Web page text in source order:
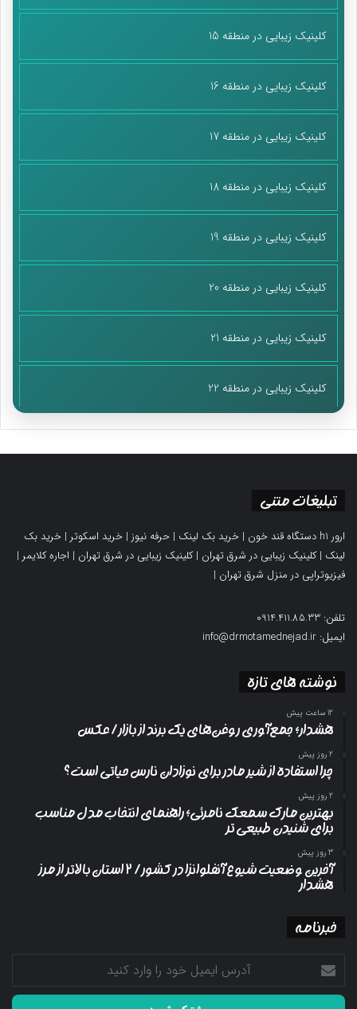
کلینیک زیبایی در منطقه 15
کلینیک زیبایی در منطقه 16
کلینیک زیبایی در منطقه 17
کلینیک زیبایی در منطقه 18
کلینیک زیبایی در منطقه 19
کلینیک زیبایی در منطقه 20
کلینیک زیبایی در منطقه 21
کلینیک زیبایی در منطقه 22
تبلیغات متنی
ارور h1 دستگاه قند خون | خرید بک لینک | حرفه نیوز | خرید اسکوتر | خرید بک
لینک |کلینیک زیبایی در شرق تهران |کلینیک زیبایی در شرق تهران | اجاره کلایمر |
فیزیوتراپی در منزل شرق تهران |
تلفن: 0914.411.85.33
ایمیل: info@drmotamednejad.ir
نوشته های تازه
12 ساعت پیش
هشدار؛ جمع‌آوری روغن‌های یک برند از بازار/ عکس
2 روز پیش
چرا استفاده از شیر مادر برای نوزادان نارس حیاتی است؟
2 روز پیش
بهترین مارک سمعک نامرئی؛ راهنمای انتخاب مدل مناسب
برای شنیدن طبیعی تر
3 روز پیش
آخرین وضعیت شیوع آنفلوانزا در کشور/ ۲ استان بالاتر از مرز
هشدار
خبرنامه
آدرس
ایمیل
خود